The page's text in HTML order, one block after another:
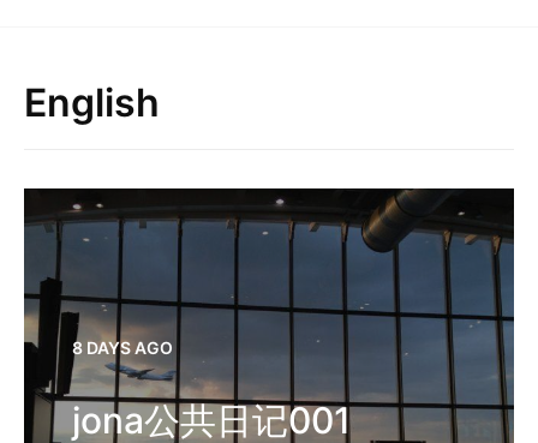
English
8 DAYS AGO
jona公共日记001